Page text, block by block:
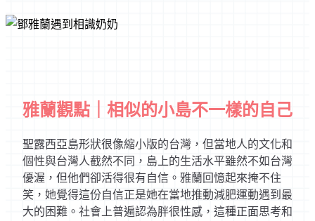
雅蘭觀點｜相似的小島不一樣的自己
聖露西亞島形狀很像縮小版的台灣，但當地人的文化和
個性與台灣人截然不同，島上的生活水平雖然不如台灣
優渥，但他們卻活得很有自信。雅蘭回憶起來掩不住
笑，她覺得這份自信正是她在當地推動減肥運動遇到最
大的困難。社會上普遍認為胖很性感，這種正面思考和